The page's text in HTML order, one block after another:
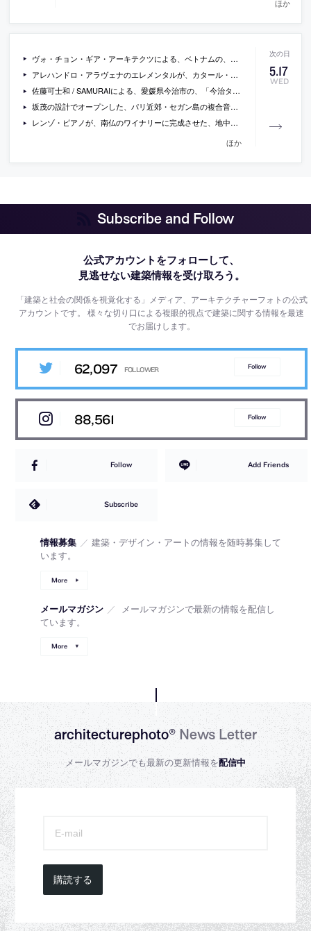
ほか
5.17
WED
ヴォ・チョン・ギア・アーキテクツによる、ベトナムの、ファサード部分に竹を大量に植えている住宅「bamboo house」の写真など
アレハンドロ・アラヴェナのエレメンタルが、カタール・ドーハの新しいアート施設の設計コンペに勝利。最終候補にはアトリエ・ワンや石上純也なども
佐藤可士和 / SAMURAIによる、愛媛県今治市の、「今治タオル本店」・「今治タオルLAB」
坂茂の設計でオープンした、パリ近郊・セガン島の複合音楽施設「ラ・セーヌ・ミュジカル」の写真
レンゾ・ピアノが、南仏のワイナリーに完成させた、地中に埋まるように建てられた写真展示用パヴィリオンの写真
ほか
Subscribe and Follow
公式アカウントをフォローして、
見逃せない建築情報を受け取ろう。
「建築と社会の関係を視覚化する」メディア、アーキテクチャーフォトの公式
アカウントです。様々な切り口による複眼的視点で建築に関する情報を最速
でお届けします。
62,097 Follow
88,561 Follow
Follow Add Friends
Subscribe
情報募集 ／ 建築・デザイン・アートの情報を随時募集して
います。
More
メールマガジン ／
メールマガジンで最新の情報を配信し
ています。
More
architecturephoto®News Letter
メールマガジンでも最新の更新情報を配信中
購読する